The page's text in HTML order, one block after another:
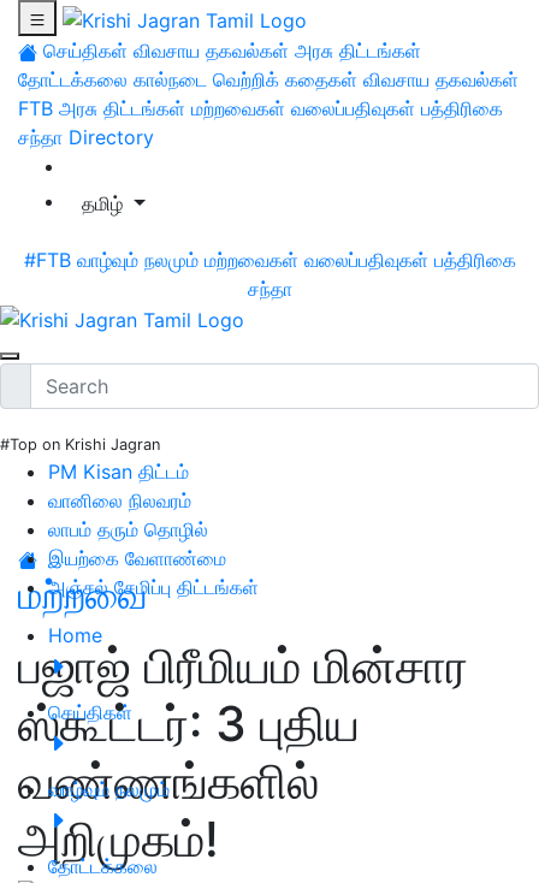
செய்திகள் விவசாய தகவல்கள் அரசு திட்டங்கள்
தோட்டக்கலை கால்நடை வெற்றிக் கதைகள் விவசாய தகவல்கள்
FTB அரசு திட்டங்கள் மற்றவைகள் வலைப்பதிவுகள் பத்திரிகை
சந்தா Directory
தமிழ்
#FTB வாழ்வும் நலமும் மற்றவைகள் வலைப்பதிவுகள் பத்திரிகை
சந்தா
#Top on Krishi Jagran
PM Kisan திட்டம்
வானிலை நிலவரம்
லாபம் தரும் தொழில்
இயற்கை வேளாண்மை
அஞ்சல் சேமிப்பு திட்டங்கள்
Home
செய்திகள்
வாழ்வும் நலமும்
தோட்டக்கலை
மற்றவை
பஜாஜ் பிரீமியம் மின்சார
ஸ்கூட்டர்: 3 புதிய
வண்ணங்களில்
அறிமுகம்!